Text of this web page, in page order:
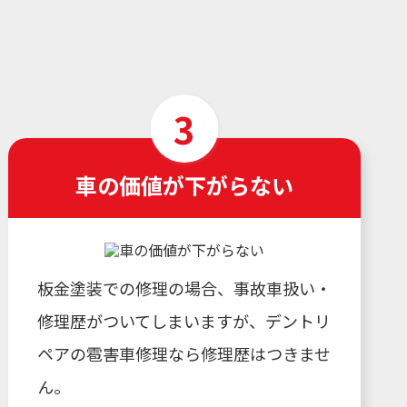
車の価値が下がらない
板金塗装での修理の場合、事故車扱い・
修理歴がついてしまいますが、デントリ
ペアの雹害車修理なら修理歴はつきませ
ん。